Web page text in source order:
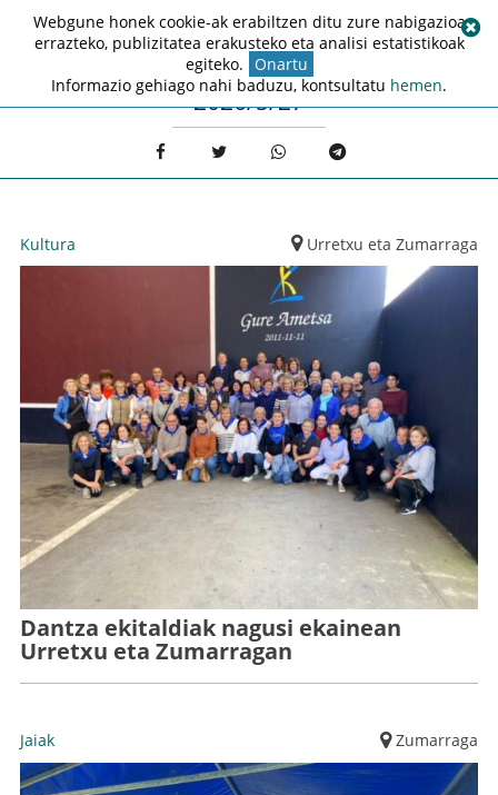
2026/5/27
Kultura Urretxu eta Zumarraga
Dantza ekitaldiak nagusi ekainean
Urretxu eta Zumarragan
Jaiak Zumarraga
Webgune honek cookie-ak erabiltzen ditu zure nabigazioa
errazteko, publizitatea erakusteko eta analisi estatistikoak
egiteko. Onartu
Informazio gehiago nahi baduzu, kontsultatu hemen.